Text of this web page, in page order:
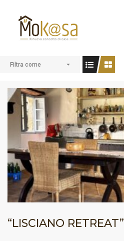
Filtra come
“LISCIANO RETREAT”